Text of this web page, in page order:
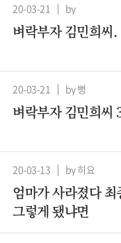
20-03-21 by
벼락부자 김민희씨
20-03-21 by 뻥
벼락부자 김민희씨
20-03-13 by 히요
엄마가 사라졌다
그렇게 됐냐면